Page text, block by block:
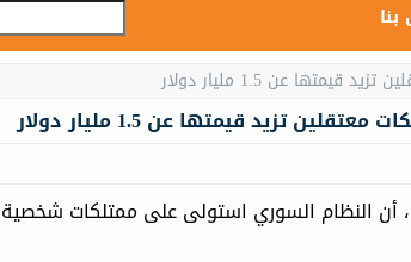
تزيد قيمتها عن 1.5 مليار دولار
أن النظام السوري استولى على ممتلكات شخصية